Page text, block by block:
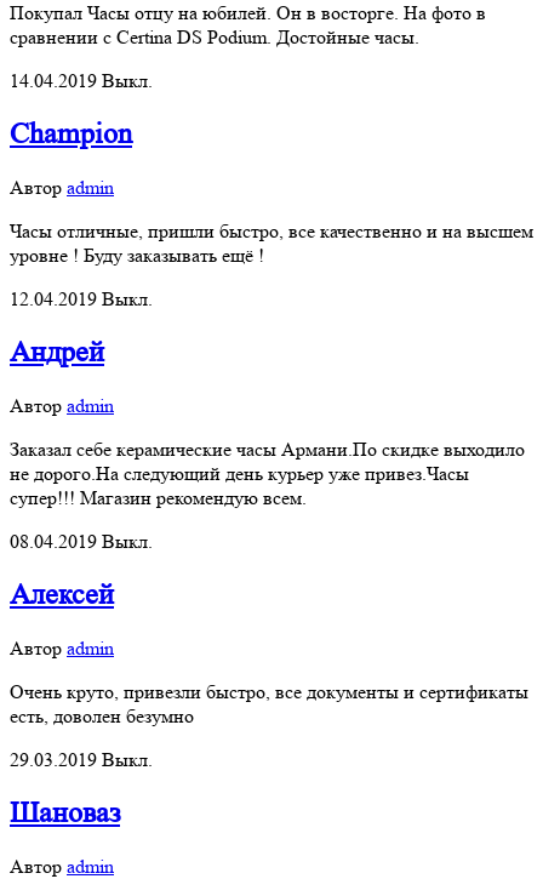
Покупал Часы отцу на юбилей. Он в восторге. На фото в
сравнении с Certina DS Podium. Достойные часы.
14.04.2019 Выкл.
Champion
Автор admin
Часы отличные, пришли быстро, все качественно и на высшем
уровне ! Буду заказывать ещё !
12.04.2019 Выкл.
Андрей
Автор admin
Заказал себе керамические часы Армани.По скидке выходило
не дорого.На следующий день курьер уже привез.Часы
супер!!! Магазин рекомендую всем.
08.04.2019 Выкл.
Алексей
Автор admin
Очень круто, привезли быстро, все документы и сертификаты
есть, доволен безумно
29.03.2019 Выкл.
Шановаз
Автор admin